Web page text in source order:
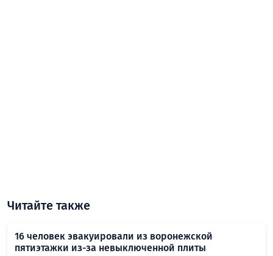
Читайте также
16 человек эвакуировали из воронежской
пятиэтажки из-за невыключенной плиты